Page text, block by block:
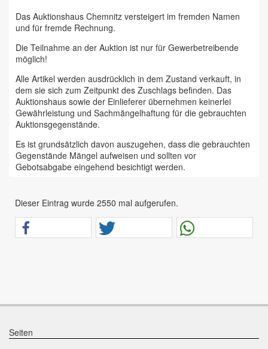
Das Auktionshaus Chemnitz versteigert im fremden Namen
und für fremde Rechnung.
Die Teilnahme an der Auktion ist nur für Gewerbetreibende
möglich!
Alle Artikel werden ausdrücklich in dem Zustand verkauft, in
dem sie sich zum Zeitpunkt des Zuschlags befinden. Das
Auktionshaus sowie der Einlieferer übernehmen keinerlei
Gewährleistung und Sachmängelhaftung für die gebrauchten
Auktionsgegenstände.
Es ist grundsätzlich davon auszugehen, dass die gebrauchten
Gegenstände Mängel aufweisen und sollten vor
Gebotsabgabe eingehend besichtigt werden.
dass sämtliche zum Verkauf stehende Artikel ungeprüft sind.
Bei allen zum Verkauf stehenden Fahrzeugen und Maschinen
ist davon auszugehen, dass diese bereits einen nicht
unerheblichen Vorschaden erlitten haben.
Wir weisen eindringlich darauf hin, dass Gebote nur
einverstanden sind und diese bedingungslos akzeptieren.
Dieser Eintrag wurde 2550 mal aufgerufen.
Seiten